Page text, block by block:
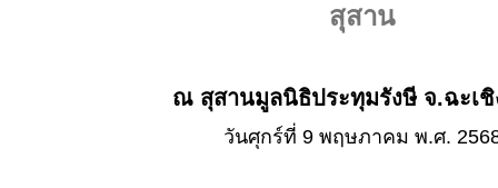
สุสาน
ณ สุสานมูลนิธิประทุมรังษี จ.ฉะเชิ
วันศุกร์ที่ 9 พฤษภาคม พ.ศ.